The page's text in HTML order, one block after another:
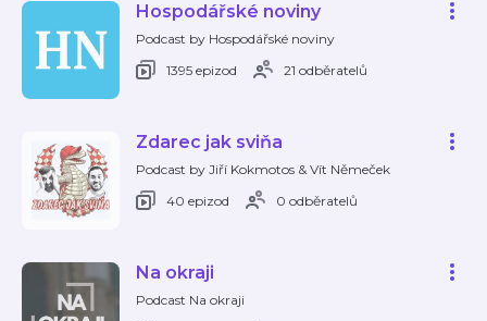
Hospodářské noviny
Podcast by Hospodářské noviny
1395 epizod
21 odběratelů
Zdarec jak sviňa
Podcast by Jiří Kokmotos & Vít Němeček
40 epizod
0 odběratelů
Na okraji
Podcast Na okraji